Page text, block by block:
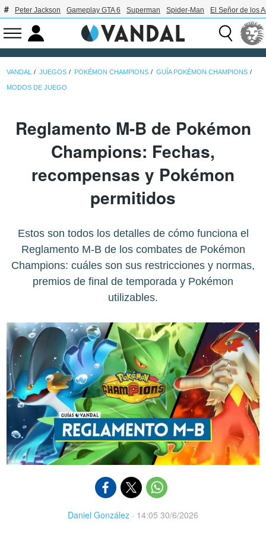
Peter Jackson Gameplay GTA 6 Superman Spider-Man El Señor de los
VANDAL JUEGOS POKÉMON CHAMPIONS GUÍA POKÉMON CHAMPIONS
MODOS DE JUEGO
Reglamento M-B de Pokémon
Champions: Fechas,
recompensas y Pokémon
permitidos
Estos son todos los detalles de cómo funciona el
Reglamento M-B de los combates de Pokémon
Champions: cuáles son sus restricciones y normas,
premios de final de temporada y Pokémon
utilizables.
Daniel González · 14:05 30/6/2026